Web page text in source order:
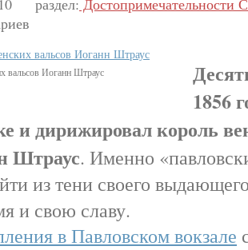
вальсов Иоганн Штраус
1856
и дирижировал король
Штраус. Именно
из тени своего
и свою славу.
в Павловском вокзале